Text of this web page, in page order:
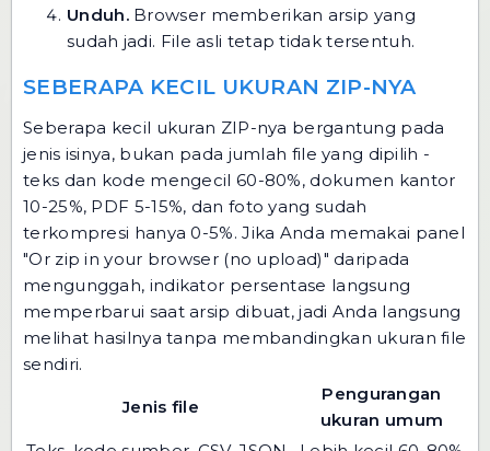
Unduh.Browser memberikan arsip yang
sudah jadi. File asli tetap tidak tersentuh.
SEBERAPA KECIL UKURAN ZIP-NYA
Seberapa kecil ukuran ZIP-nya bergantung pada
jenis isinya, bukan pada jumlah file yang dipilih -
teks dan kode mengecil 60-80%, dokumen kantor
10-25%, PDF 5-15%, dan foto yang sudah
terkompresi hanya 0-5%. Jika Anda memakai panel
"Or zip in your browser (no upload)" daripada
mengunggah, indikator persentase langsung
memperbarui saat arsip dibuat, jadi Anda langsung
melihat hasilnya tanpa membandingkan ukuran file
sendiri.
Jenis file
Pengurangan
ukuran umum